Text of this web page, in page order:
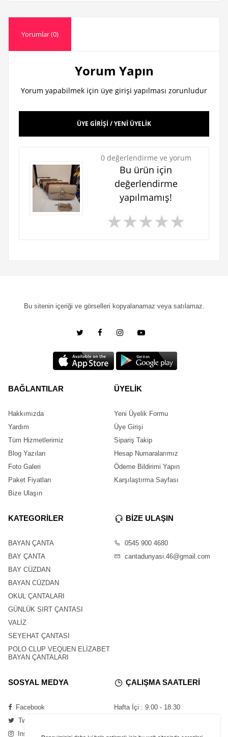
Yorumlar (0)
Yorum Yapın
Yorum yapabilmek için üye girişi yapılması zorunludur
ÜYE GİRİŞİ / YENİ ÜYELİK
0 değerlendirme ve yorum
Bu ürün için
değerlendirme
yapılmamış!
★★★★★
Bu sitenin içeriği ve görselleri kopyalanamaz veya satılamaz.
BAĞLANTILAR
Hakkımızda
Yardım
Tüm Hizmetlerimiz
Blog Yazıları
Foto Galeri
Paket Fiyatları
Bize Ulaşın
ÜYELİK
Yeni Üyelik Formu
Üye Girişi
Sipariş Takip
Hesap Numaralarımız
Ödeme Bildirimi Yapın
Karşılaştırma Sayfası
KATEGORİLER
BAYAN ÇANTA
BAY ÇANTA
BAY CÜZDAN
BAYAN CÜZDAN
OKUL ÇANTALARI
GÜNLÜK SIRT ÇANTASI
VALİZ
SEYEHAT ÇANTASI
POLO CLUP VEQUEN ELİZABET
BAYAN ÇANTALARI
BİZE ULAŞIN
0545 900 4680
cantadunyasi.46@gmail.com
SOSYAL MEDYA
Facebook
Twitter
Instagram
ÇALIŞMA SAATLERİ
Hafta İçi : 9.00 - 18.30
Pazar : Kapalı